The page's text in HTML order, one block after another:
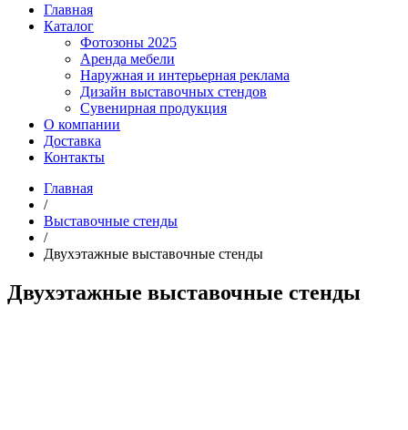
Главная
Каталог
Фотозоны 2025
Аренда мебели
Наружная и интерьерная реклама
Дизайн выставочных стендов
Сувенирная продукция
О компании
Доставка
Контакты
Главная
/
Выставочные стенды
/
Двухэтажные выставочные стенды
Двухэтажные выставочные стенды